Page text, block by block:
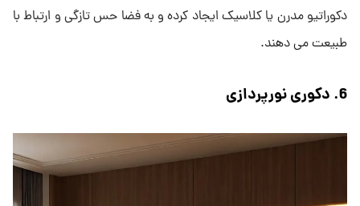
دکوراتیو مدرن یا کلاسیک ایجاد کرده و به فضا حس تازگی و ارتباط با
طبیعت می ‌دهند.
6. دکوری نورپردازی